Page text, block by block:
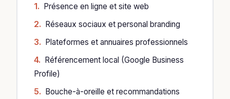
Présence en ligne et site web
Réseaux sociaux et personal branding
Plateformes et annuaires professionnels
Référencement local (Google Business
Profile)
Bouche-à-oreille et recommandations